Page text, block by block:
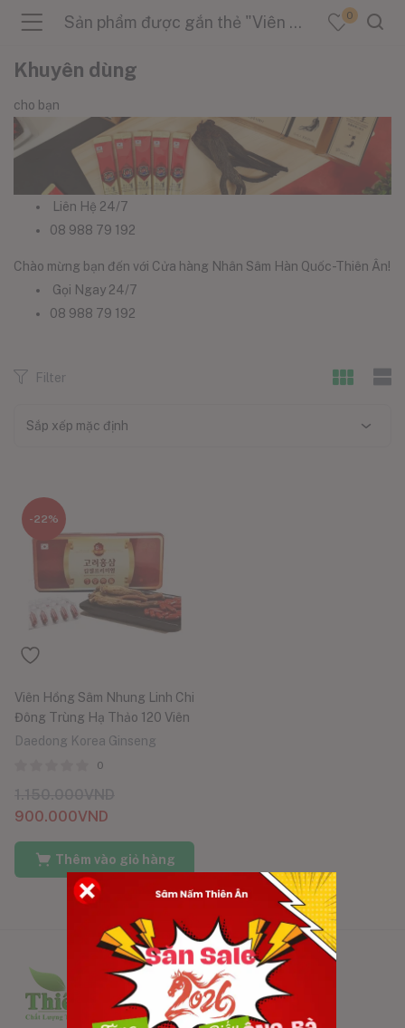
(Sản Phẩm )
(Danh Mục )
(Tin Tức )
Sản phẩm được gắn thẻ "Viên Uống Bồi Bổ" 0
Khuyên dùng
cho bạn
Liên Hệ 24/7
08 988 79 192
Chào mừng bạn đến với Cửa hàng Nhân Sâm Hàn Quốc-Thiên Ân!
Gọi Ngay 24/7
08 988 79 192
Filter
Sắp xếp mặc định
-22%
Viên Hồng Sâm Nhung Linh Chi
Đông Trùng Hạ Thảo 120 Viên
Daedong Korea Ginseng
0
900.000VND
Thêm vào giỏ hàng